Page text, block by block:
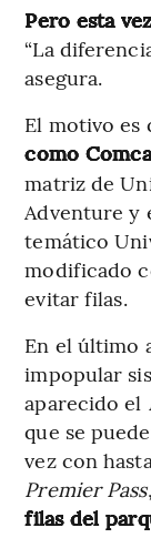
Pero esta
“La
asegura.
El motivo es
como
matriz de
Adventure y
temático
modificado
evitar filas.
En el último
impopular
aparecido el
que se
vez con
Premier Pass,
filas del